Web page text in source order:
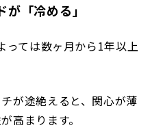
「冷める」
ては数ヶ月から1年以上
が途絶えると、関心が薄
高まります。